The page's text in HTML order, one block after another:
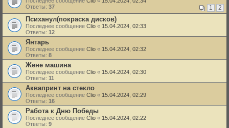
Ответы: 37 1 2
Психанул(покраска дисков)
Последнее сообщение Clio « 15.04.2024, 02:33
Ответы: 12
Янтарь
Последнее сообщение Clio « 15.04.2024, 02:32
Ответы: 8
Жене машина
Последнее сообщение Clio « 15.04.2024, 02:30
Ответы: 11
Аквапринт на стекло
Последнее сообщение Clio « 15.04.2024, 02:29
Ответы: 16
Работа к Дню Победы
Последнее сообщение Clio « 15.04.2024, 02:22
Ответы: 9